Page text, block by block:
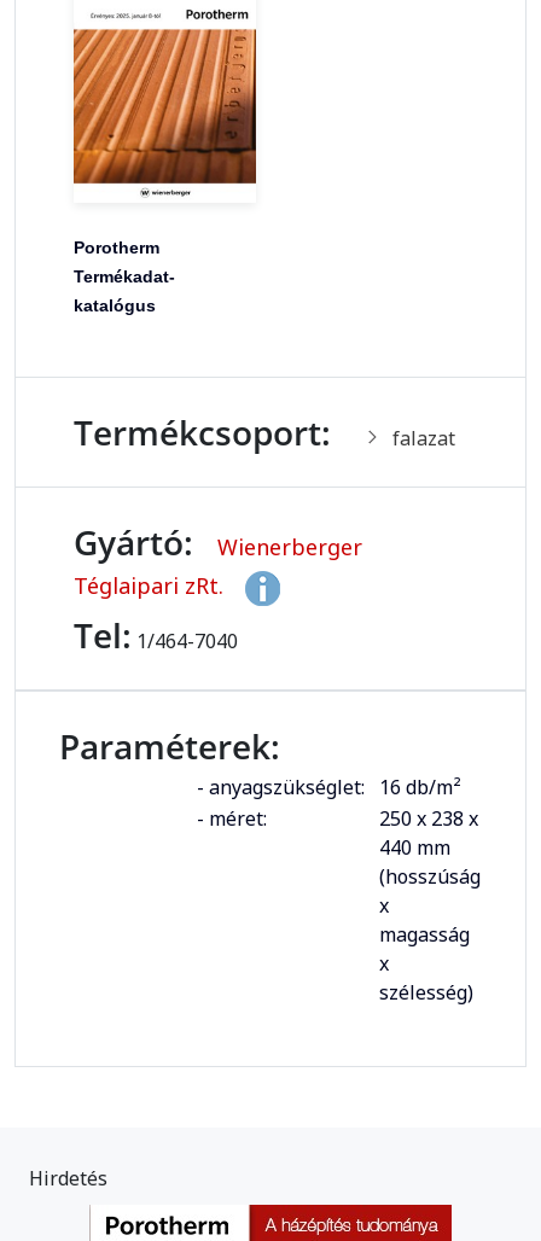
Porotherm
Termékadat-
katalógus
Termékcsoport: falazat
Gyártó:
Wienerberger
Téglaipari zRt.
Tel: 1/464-7040
Paraméterek:
- anyagszükséglet:
16 db/m²
- méret:
250 x 238 x
440 mm
(hosszúság
x
magasság
x
szélesség)
Hirdetés